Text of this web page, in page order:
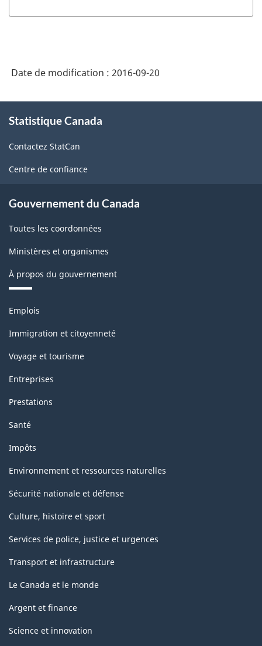
Date de modification : 2016-09-20
propos
ce
site
Statistique Canada
Contactez StatCan
Centre de confiance
Gouvernement du Canada
Toutes les coordonnées
Ministères et organismes
À propos du gouvernement
Thèmes
sujets
Emplois
Immigration et citoyenneté
Voyage et tourisme
Entreprises
Prestations
Santé
Impôts
Environnement et ressources naturelles
Sécurité nationale et défense
Culture, histoire et sport
Services de police, justice et urgences
Transport et infrastructure
Le Canada et le monde
Argent et finance
Science et innovation